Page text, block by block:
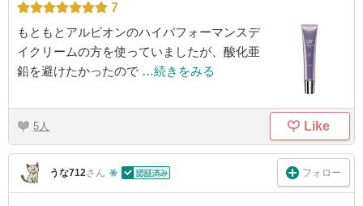
7
もともとアルビオンのハイパフォーマンスデ
イクリームの方を使っていましたが、酸化亜
鉛を避けたかったので …続きをみる
5 Like
うな712さん フォロー